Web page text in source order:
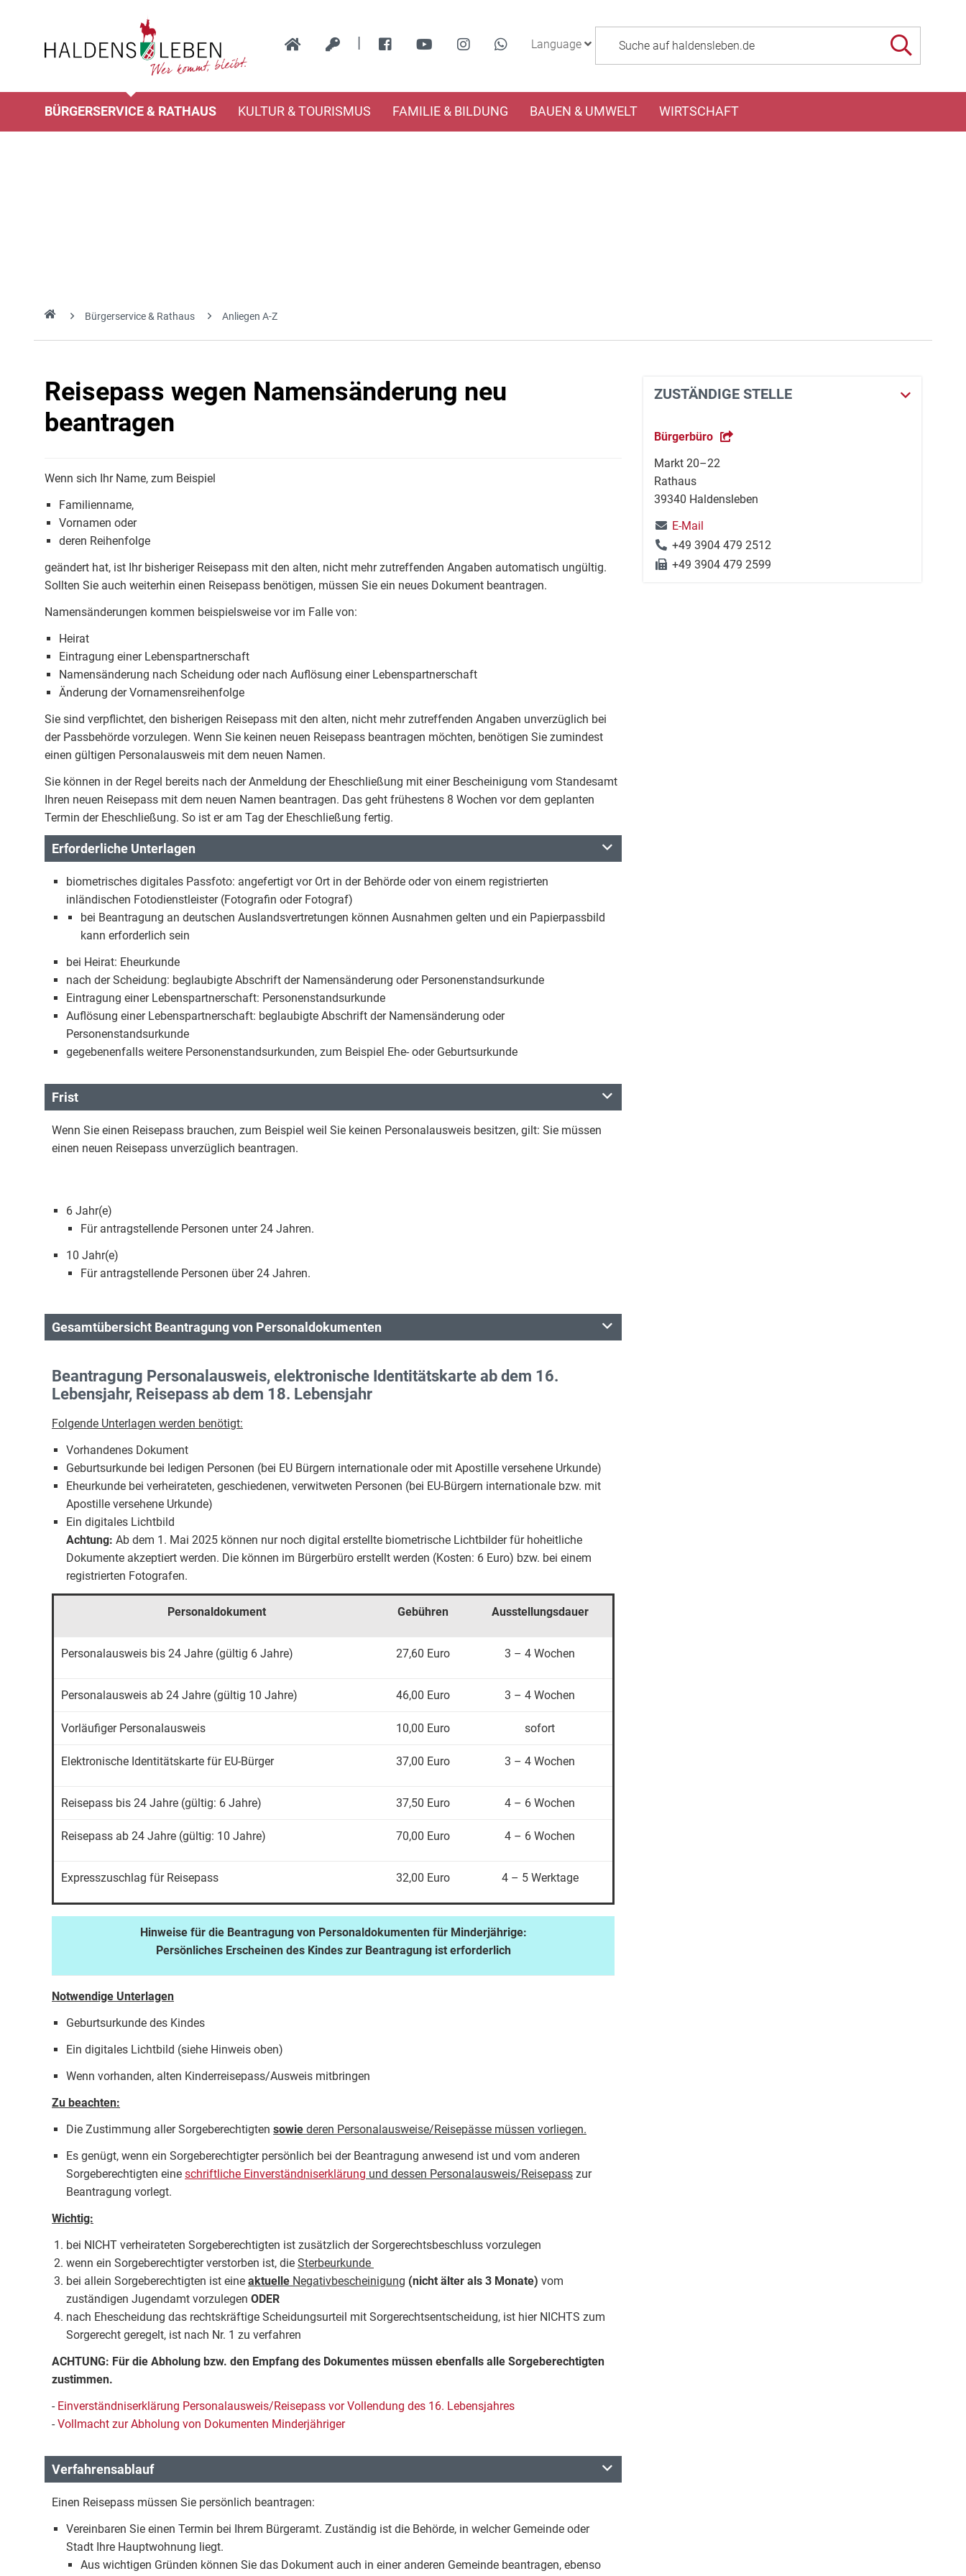
| Language
BÜRGERSERVICE & RATHAUS KULTUR & TOURISMUS FAMILIE & BILDUNG BAUEN & UMWELT WIRTSCHAFT
Bürgerservice & Rathaus Anliegen A-Z
Reisepass wegen Namensänderung neu
beantragen
Wenn sich Ihr Name, zum Beispiel
Familienname,
Vornamen oder
deren Reihenfolge
geändert hat, ist Ihr bisheriger Reisepass mit den alten, nicht mehr zutreffenden Angaben automatisch ungültig.
Sollten Sie auch weiterhin einen Reisepass benötigen, müssen Sie ein neues Dokument beantragen.
Namensänderungen kommen beispielsweise vor im Falle von:
Heirat
Eintragung einer Lebenspartnerschaft
Namensänderung nach Scheidung oder nach Auflösung einer Lebenspartnerschaft
Änderung der Vornamensreihenfolge
Sie sind verpflichtet, den bisherigen Reisepass mit den alten, nicht mehr zutreffenden Angaben unverzüglich bei
der Passbehörde vorzulegen. Wenn Sie keinen neuen Reisepass beantragen möchten, benötigen Sie zumindest
einen gültigen Personalausweis mit dem neuen Namen.
Sie können in der Regel bereits nach der Anmeldung der Eheschließung mit einer Bescheinigung vom Standesamt
Ihren neuen Reisepass mit dem neuen Namen beantragen. Das geht frühestens 8 Wochen vor dem geplanten
Termin der Eheschließung. So ist er am Tag der Eheschließung fertig.
Erforderliche Unterlagen
biometrisches digitales Passfoto: angefertigt vor Ort in der Behörde oder von einem registrierten
inländischen Fotodienstleister (Fotografin oder Fotograf)
bei Beantragung an deutschen Auslandsvertretungen können Ausnahmen gelten und ein Papierpassbild
kann erforderlich sein
bei Heirat: Eheurkunde
nach der Scheidung: beglaubigte Abschrift der Namensänderung oder Personenstandsurkunde
Eintragung einer Lebenspartnerschaft: Personenstandsurkunde
Auflösung einer Lebenspartnerschaft: beglaubigte Abschrift der Namensänderung oder
Personenstandsurkunde
gegebenenfalls weitere Personenstandsurkunden, zum Beispiel Ehe- oder Geburtsurkunde
Frist
Wenn Sie einen Reisepass brauchen, zum Beispiel weil Sie keinen Personalausweis besitzen, gilt: Sie müssen
einen neuen Reisepass unverzüglich beantragen.
6 Jahr(e)
Für antragstellende Personen unter 24 Jahren.
10 Jahr(e)
Für antragstellende Personen über 24 Jahren.
Gesamtübersicht Beantragung von Personaldokumenten
Beantragung Personalausweis, elektronische Identitätskarte ab dem 16.
Lebensjahr, Reisepass ab dem 18. Lebensjahr
Folgende Unterlagen werden benötigt:
Vorhandenes Dokument
Geburtsurkunde bei ledigen Personen (bei EU Bürgern internationale oder mit Apostille versehene Urkunde)
Eheurkunde bei verheirateten, geschiedenen, verwitweten Personen (bei EU-Bürgern internationale bzw. mit
Apostille versehene Urkunde)
Ein digitales Lichtbild
Achtung: Ab dem 1. Mai 2025 können nur noch digital erstellte biometrische Lichtbilder für hoheitliche
Dokumente akzeptiert werden. Die können im Bürgerbüro erstellt werden (Kosten: 6 Euro) bzw. bei einem
registrierten Fotografen.
Personaldokument Gebühren Ausstellungsdauer
Personalausweis bis 24 Jahre (gültig 6 Jahre) 27,60 Euro 3 – 4 Wochen
Personalausweis ab 24 Jahre (gültig 10 Jahre) 46,00 Euro 3 – 4 Wochen
Vorläufiger Personalausweis 10,00 Euro sofort
Elektronische Identitätskarte für EU-Bürger 37,00 Euro 3 – 4 Wochen
Reisepass bis 24 Jahre (gültig: 6 Jahre) 37,50 Euro 4 – 6 Wochen
Reisepass ab 24 Jahre (gültig: 10 Jahre) 70,00 Euro 4 – 6 Wochen
Expresszuschlag für Reisepass 32,00 Euro 4 – 5 Werktage
Hinweise für die Beantragung von Personaldokumenten für Minderjährige:
Persönliches Erscheinen des Kindes zur Beantragung ist erforderlich
Notwendige Unterlagen
Geburtsurkunde des Kindes
Ein digitales Lichtbild (siehe Hinweis oben)
Wenn vorhanden, alten Kinderreisepass/Ausweis mitbringen
Zu beachten:
Die Zustimmung aller Sorgeberechtigten sowie deren Personalausweise/Reisepässe müssen vorliegen.
Es genügt, wenn ein Sorgeberechtigter persönlich bei der Beantragung anwesend ist und vom anderen
Sorgeberechtigten eine schriftliche Einverständniserklärung und dessen Personalausweis/Reisepass zur
Beantragung vorlegt.
Wichtig:
bei NICHT verheirateten Sorgeberechtigten ist zusätzlich der Sorgerechtsbeschluss vorzulegen
wenn ein Sorgeberechtigter verstorben ist, die Sterbeurkunde
bei allein Sorgeberechtigten ist eine aktuelle Negativbescheinigung (nicht älter als 3 Monate) vom
zuständigen Jugendamt vorzulegen ODER
nach Ehescheidung das rechtskräftige Scheidungsurteil mit Sorgerechtsentscheidung, ist hier NICHTS zum
Sorgerecht geregelt, ist nach Nr. 1 zu verfahren
ACHTUNG: Für die Abholung bzw. den Empfang des Dokumentes müssen ebenfalls alle Sorgeberechtigten
zustimmen.
- Einverständniserklärung Personalausweis/Reisepass vor Vollendung des 16. Lebensjahres
- Vollmacht zur Abholung von Dokumenten Minderjähriger
Verfahrensablauf
Einen Reisepass müssen Sie persönlich beantragen:
Vereinbaren Sie einen Termin bei Ihrem Bürgeramt. Zuständig ist die Behörde, in welcher Gemeinde oder
Stadt Ihre Hauptwohnung liegt.
Aus wichtigen Gründen können Sie das Dokument auch in einer anderen Gemeinde beantragen, ebenso
ZUSTÄNDIGE STELLE
Bürgerbüro
Markt 20–22
Rathaus
39340 Haldensleben
E-Mail
+49 3904 479 2512
+49 3904 479 2599